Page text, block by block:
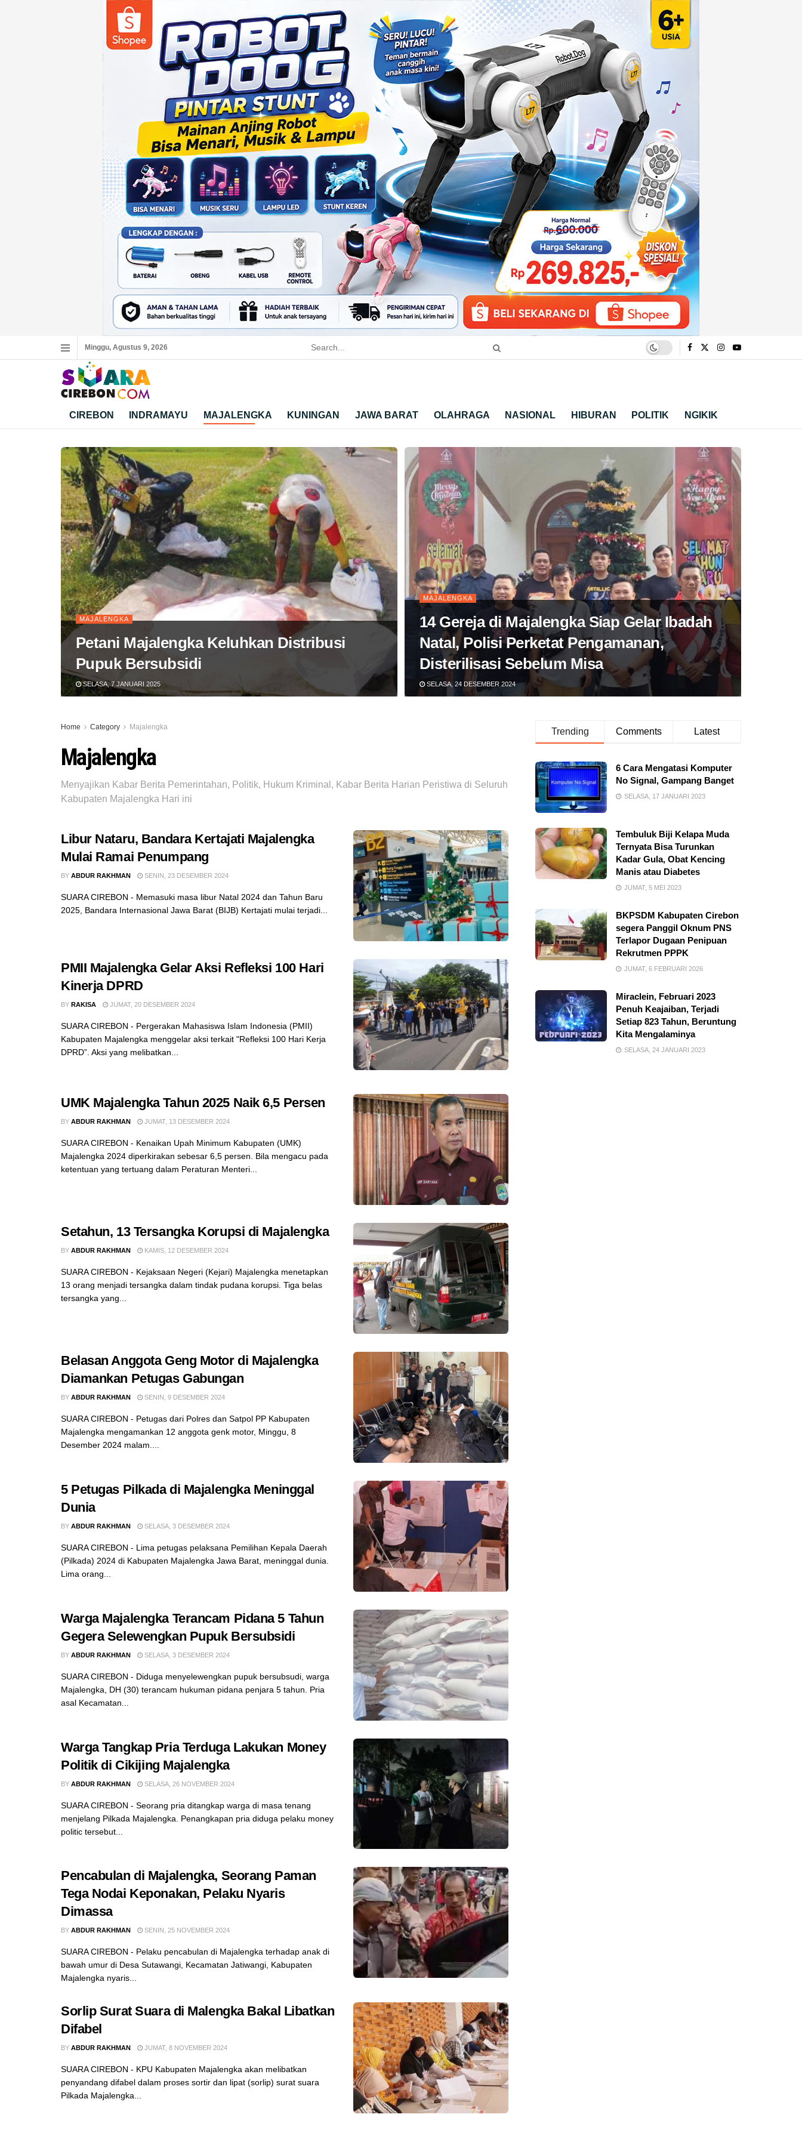
Minggu, Agustus 9, 2026
CIREBON INDRAMAYU MAJALENGKA KUNINGAN JAWA BARAT OLAHRAGA NASIONAL HIBURAN POLITIK NGIKIK
MAJALENGKA
Petani Majalengka Keluhkan Distribusi
Pupuk Bersubsidi
SELASA, 7 JANUARI 2025
MAJALENGKA
14 Gereja di Majalengka Siap Gelar Ibadah
Natal, Polisi Perketat Pengamanan,
Disterilisasi Sebelum Misa
SELASA, 24 DESEMBER 2024
Home Category Majalengka
Majalengka
Menyajikan Kabar Berita Pemerintahan, Politik, Hukum Kriminal, Kabar Berita Harian Peristiwa di Seluruh
Kabupaten Majalengka Hari ini
Libur Nataru, Bandara Kertajati Majalengka
Mulai Ramai Penumpang
BY ABDUR RAKHMAN SENIN, 23 DESEMBER 2024
SUARA CIREBON - Memasuki masa libur Natal 2024 dan Tahun Baru
2025, Bandara Internasional Jawa Barat (BIJB) Kertajati mulai terjadi...
PMII Majalengka Gelar Aksi Refleksi 100 Hari
Kinerja DPRD
BY RAKISA JUMAT, 20 DESEMBER 2024
SUARA CIREBON - Pergerakan Mahasiswa Islam Indonesia (PMII)
Kabupaten Majalengka menggelar aksi terkait "Refleksi 100 Hari Kerja
DPRD”. Aksi yang melibatkan...
UMK Majalengka Tahun 2025 Naik 6,5 Persen
BY ABDUR RAKHMAN JUMAT, 13 DESEMBER 2024
SUARA CIREBON - Kenaikan Upah Minimum Kabupaten (UMK)
Majalengka 2024 diperkirakan sebesar 6,5 persen. Bila mengacu pada
ketentuan yang tertuang dalam Peraturan Menteri...
Setahun, 13 Tersangka Korupsi di Majalengka
BY ABDUR RAKHMAN KAMIS, 12 DESEMBER 2024
SUARA CIREBON - Kejaksaan Negeri (Kejari) Majalengka menetapkan
13 orang menjadi tersangka dalam tindak pudana korupsi. Tiga belas
tersangka yang...
Belasan Anggota Geng Motor di Majalengka
Diamankan Petugas Gabungan
BY ABDUR RAKHMAN SENIN, 9 DESEMBER 2024
SUARA CIREBON - Petugas dari Polres dan Satpol PP Kabupaten
Majalengka mengamankan 12 anggota genk motor, Minggu, 8
Desember 2024 malam....
5 Petugas Pilkada di Majalengka Meninggal
Dunia
BY ABDUR RAKHMAN SELASA, 3 DESEMBER 2024
SUARA CIREBON - Lima petugas pelaksana Pemilihan Kepala Daerah
(Pilkada) 2024 di Kabupaten Majalengka Jawa Barat, meninggal dunia.
Lima orang...
Warga Majalengka Terancam Pidana 5 Tahun
Gegera Selewengkan Pupuk Bersubsidi
BY ABDUR RAKHMAN SELASA, 3 DESEMBER 2024
SUARA CIREBON - Diduga menyelewengkan pupuk bersubsudi, warga
Majalengka, DH (30) terancam hukuman pidana penjara 5 tahun. Pria
asal Kecamatan...
Warga Tangkap Pria Terduga Lakukan Money
Politik di Cikijing Majalengka
BY ABDUR RAKHMAN SELASA, 26 NOVEMBER 2024
SUARA CIREBON - Seorang pria ditangkap warga di masa tenang
menjelang Pilkada Majalengka. Penangkapan pria diduga pelaku money
politic tersebut...
Pencabulan di Majalengka, Seorang Paman
Tega Nodai Keponakan, Pelaku Nyaris
Dimassa
BY ABDUR RAKHMAN SENIN, 25 NOVEMBER 2024
SUARA CIREBON - Pelaku pencabulan di Majalengka terhadap anak di
bawah umur di Desa Sutawangi, Kecamatan Jatiwangi, Kabupaten
Majalengka nyaris...
Sorlip Surat Suara di Malengka Bakal Libatkan
Difabel
BY ABDUR RAKHMAN JUMAT, 8 NOVEMBER 2024
SUARA CIREBON - KPU Kabupaten Majalengka akan melibatkan
penyandang difabel dalam proses sortir dan lipat (sorlip) surat suara
Pilkada Majalengka...
Trending Comments Latest
6 Cara Mengatasi Komputer
No Signal, Gampang Banget
SELASA, 17 JANUARI 2023
Tembuluk Biji Kelapa Muda
Ternyata Bisa Turunkan
Kadar Gula, Obat Kencing
Manis atau Diabetes
JUMAT, 5 MEI 2023
BKPSDM Kabupaten Cirebon
segera Panggil Oknum PNS
Terlapor Dugaan Penipuan
Rekrutmen PPPK
JUMAT, 6 FEBRUARI 2026
Miraclein, Februari 2023
Penuh Keajaiban, Terjadi
Setiap 823 Tahun, Beruntung
Kita Mengalaminya
SELASA, 24 JANUARI 2023